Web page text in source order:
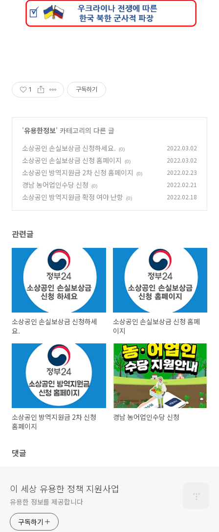
1 구독하기
'유용한정보' 카테고리의 다른 글
소상공인 손실보상금 신청하세요.
(0) 2022.03.02
소상공인 손실보상금 신청 홈페이지 (0) 2022.03.02
소상공인 방역지원금 2차 신청 홈페이지 (0) 2022.02.23
경남 농어업인수당 신청 (0) 2022.02.21
소상공인 방역지원금 확정 여야 난항 (0) 2022.02.18
관련글
소상공인 손실보상금 신청하세
요.
소상공인 손실보상금 신청 홈페
이지
소상공인 방역지원금 2차 신청
홈페이지
경남 농어업인수당 신청
댓글
이 세상 유용한 정책 지원사업
유용한 정보를 제공합니다
구독하기